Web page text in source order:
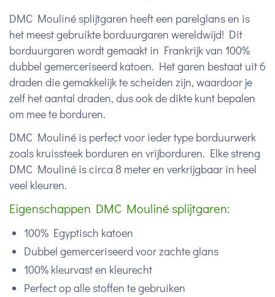
DMC Mouliné splijtgaren heeft een parelglans en is
het meest gebruikte borduurgaren wereldwijd! Dit
borduurgaren wordt gemaakt in Frankrijk van 100%
dubbel gemerceriseerd katoen. Het garen bestaat uit 6
draden die gemakkelijk te scheiden zijn, waardoor je
zelf het aantal draden, dus ook de dikte kunt bepalen
om mee te borduren.
DMC Mouliné is perfect voor ieder type borduurwerk
zoals kruissteek borduren en vrijborduren. Elke streng
DMC Mouliné is circa 8 meter en verkrijgbaar in heel
veel kleuren.
Eigenschappen DMC Mouliné splijtgaren:
100% Egyptisch katoen
Dubbel gemerceriseerd voor zachte glans
100% kleurvast en kleurecht
Perfect op alle stoffen te gebruiken